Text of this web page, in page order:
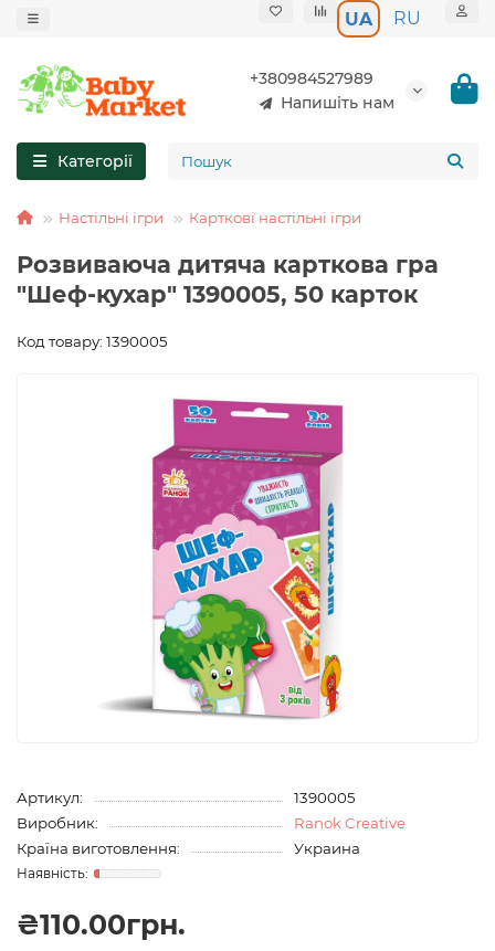
UA RU
+380984527989
Напишіть нам
Категорії
Настільні ігри Карткові настільні ігри
Розвиваюча дитяча карткова гра
"Шеф-кухар" 1390005, 50 карток
Код товару: 1390005
Артикул:
1390005
Виробник:
Ranok Creative
Країна виготовлення:
Украина
₴110.00грн.